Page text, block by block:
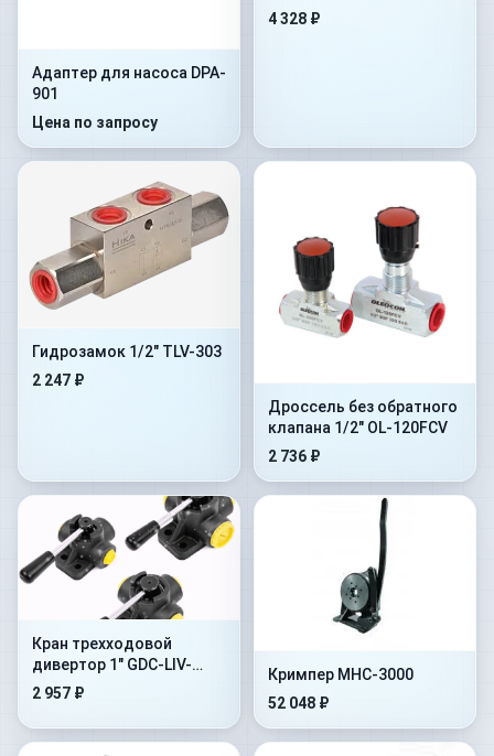
Адаптер для насоса DPA-
901
Цена по запросу
4 328 ₽
Гидрозамок 1/2" TLV-303
2 247 ₽
Дроссель без обратного
клапана 1/2" OL-120FCV
2 736 ₽
Кран трехходовой
дивертор 1" GDC-LIV-
5004
2 957 ₽
Кримпер MHC-3000
52 048 ₽